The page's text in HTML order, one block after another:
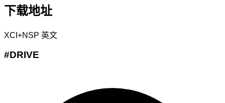
下载地址
XCI+NSP 英文
#DRIVE